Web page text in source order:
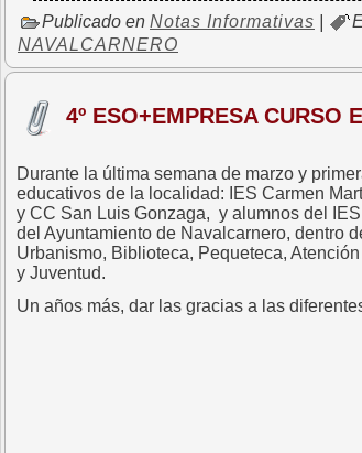
Publicado en Notas Informativas
NAVALCARNERO
4º ESO+EMPRESA CURSO
Durante la última semana de marzo y
educativos de la localidad: IES Carmen
y CC San Luis Gonzaga, y alumnos del
del Ayuntamiento de Navalcarnero, dentro
Urbanismo, Biblioteca, Pequeteca,
y Juventud.
Un años más, dar las gracias a las